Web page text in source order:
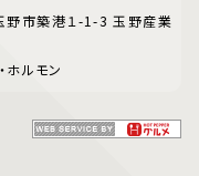
野市築港１-1-3 玉野産業
ホルモン